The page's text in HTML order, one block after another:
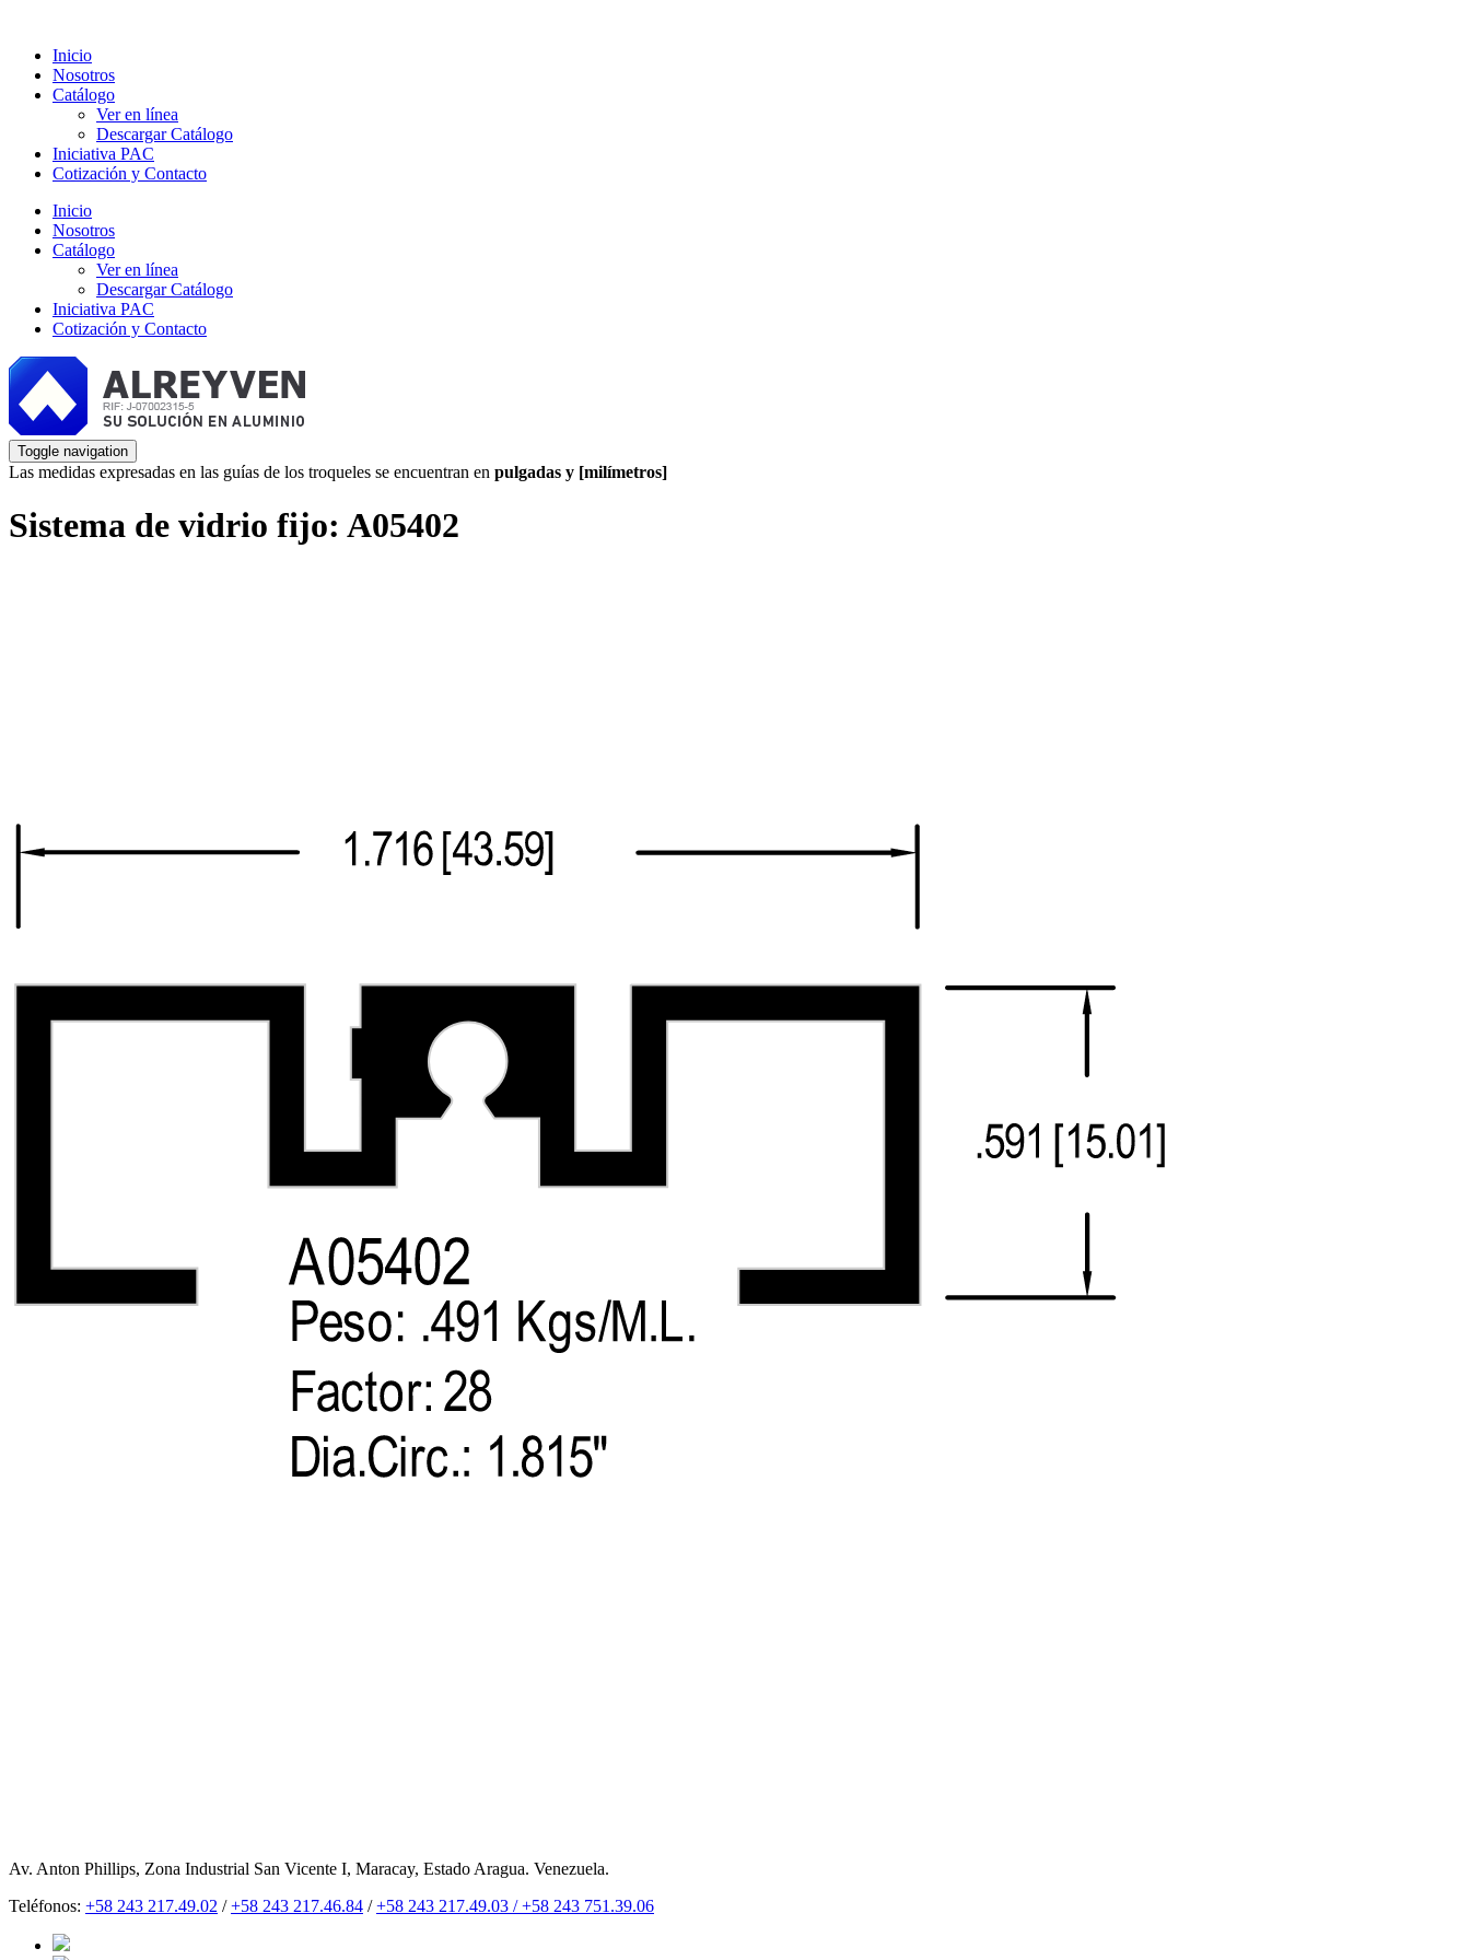
Inicio
Nosotros
Catálogo
Ver en línea
Descargar Catálogo
Iniciativa PAC
Cotización y Contacto
Inicio
Nosotros
Catálogo
Ver en línea
Descargar Catálogo
Iniciativa PAC
Cotización y Contacto
Toggle navigation
Las medidas expresadas en las guías de los troqueles se encuentran en pulgadas y [milímetros]
Sistema de vidrio fijo: A05402
Av. Anton Phillips, Zona Industrial San Vicente I, Maracay, Estado Aragua. Venezuela.
Teléfonos: +58 243 217.49.02 /+58 243 217.46.84 /+58 243 217.49.03 /+58 243 751.39.06